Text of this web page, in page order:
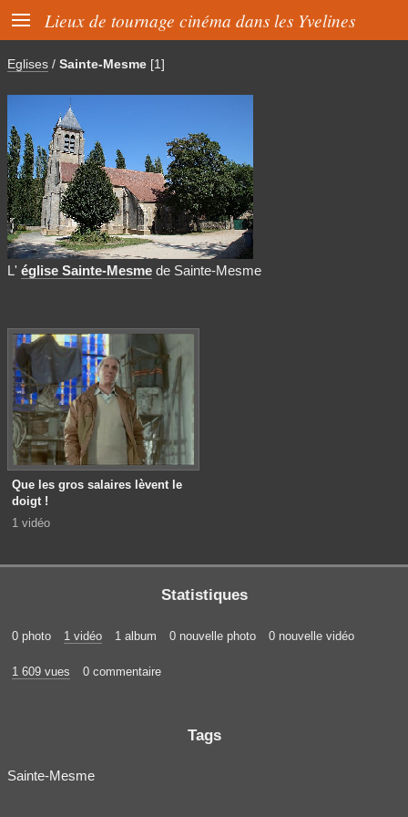
 Lieux de tournage cinéma dans les Yvelines
Eglises / Sainte-Mesme [1]
L' église Sainte-Mesme de Sainte-Mesme
Que les gros salaires lèvent le
doigt !
1 vidéo
Statistiques
0 photo 1 vidéo 1 album 0 nouvelle photo 0 nouvelle vidéo
1 609 vues 0 commentaire
Tags
Sainte-Mesme